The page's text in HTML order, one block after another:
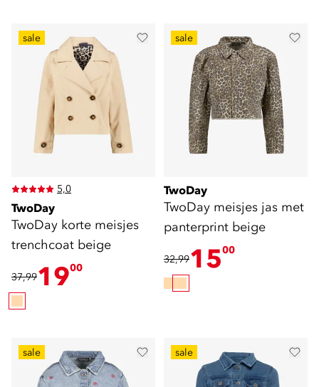
sale
5,0
TwoDay
TwoDay korte meisjes
trenchcoat beige
37,991900
sale
TwoDay
TwoDay meisjes jas met
panterprint beige
32,991500
sale sale